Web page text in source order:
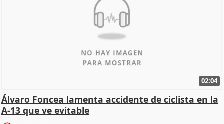
02:04
Álvaro Foncea lamenta accidente de ciclista en la
A-13 que ve evitable